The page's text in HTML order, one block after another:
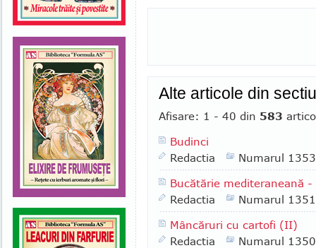
Alte articole din
Afisare: 1 - 40 din 583
Budinci
Redactia
Numarul 1353
Bucătărie mediteraneană -
Redactia
Numarul 1351
Mâncăruri cu cartofi (II)
Redactia
Numarul 1350